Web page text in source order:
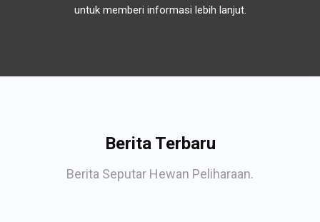
untuk memberi informasi lebih lanjut.
Berita Terbaru
Berita Seputar Hewan Peliharaan.